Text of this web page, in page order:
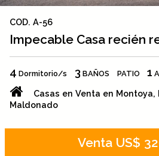
COD. A-56
Impecable Casa recién
4 Dormitorio/s 3BAÑOS PATIO 1
Casas en Venta en Montoya,
Maldonado
Venta US$